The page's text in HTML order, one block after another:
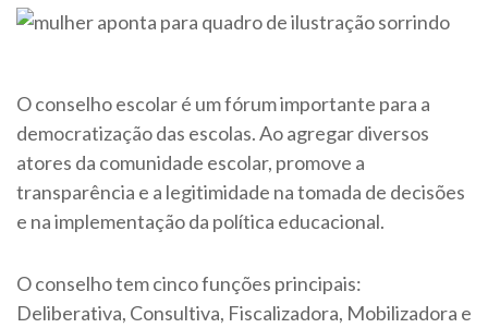
O conselho escolar é um fórum importante para a
democratização das escolas. Ao agregar diversos
atores da comunidade escolar, promove a
transparência e a legitimidade na tomada de decisões
e na implementação da política educacional.
O conselho tem cinco funções principais:
Deliberativa, Consultiva, Fiscalizadora, Mobilizadora e